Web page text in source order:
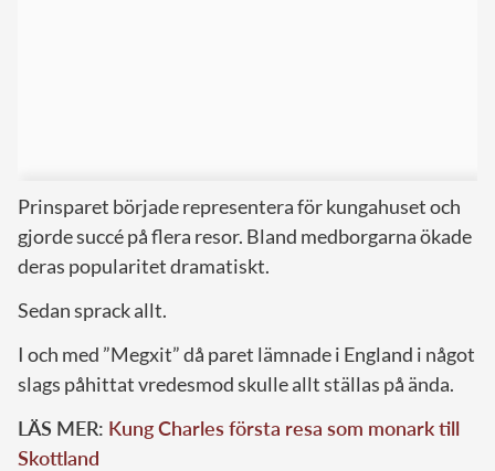
Prinsparet började representera för kungahuset och
gjorde succé på flera resor. Bland medborgarna ökade
deras popularitet dramatiskt.
Sedan sprack allt.
I och med ”Megxit” då paret lämnade i England i något
slags påhittat vredesmod skulle allt ställas på ända.
LÄS MER: Kung Charles första resa som monark till
Skottland